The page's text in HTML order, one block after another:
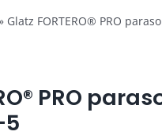
Glatz FORTERO® PRO
PRO